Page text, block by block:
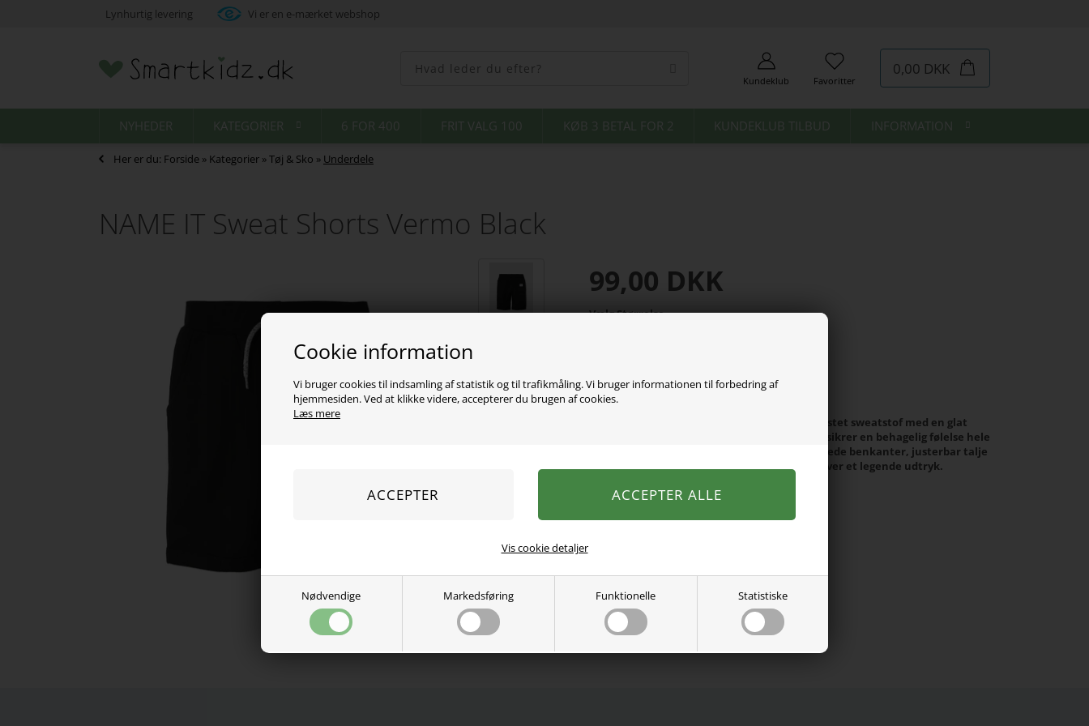
Cookie information
Vi bruger cookies til indsamling af statistik og til trafikmåling. Vi bruger informationen til forbedring af
hjemmesiden. Ved at klikke videre, accepterer du brugen af cookies.
Læs mere
Nødvendige Markedsføring Funktionelle Statistiske
Vis cookie detaljer
Lynhurtig levering Vi er en e-mærket webshop
Kundeklub Favoritter
0,00 DKK
NYHEDER KATEGORIER 6 FOR 400 FRIT VALG 100 KØB 3 BETAL FOR 2 KUNDEKLUB TILBUD INFORMATION
Her er du: Forside » Kategorier »Tøj & Sko » Underdele
NAME IT Sweat Shorts Vermo Black
99,00 DKK
Vælg Størrelse
Varen er desværre udsolgt
Disse komfortable shorts er fremstillet i ubørstet sweatstof med en glat
overflade og bløde løkker på indersiden, som sikrer en behagelig følelse hele
dagen. De har en regular fit pasform, opsmøgede benkanter, justerbar talje
med ribkant samt en fin badge-detalje, der giver et legende udtryk.
100% bomuld.